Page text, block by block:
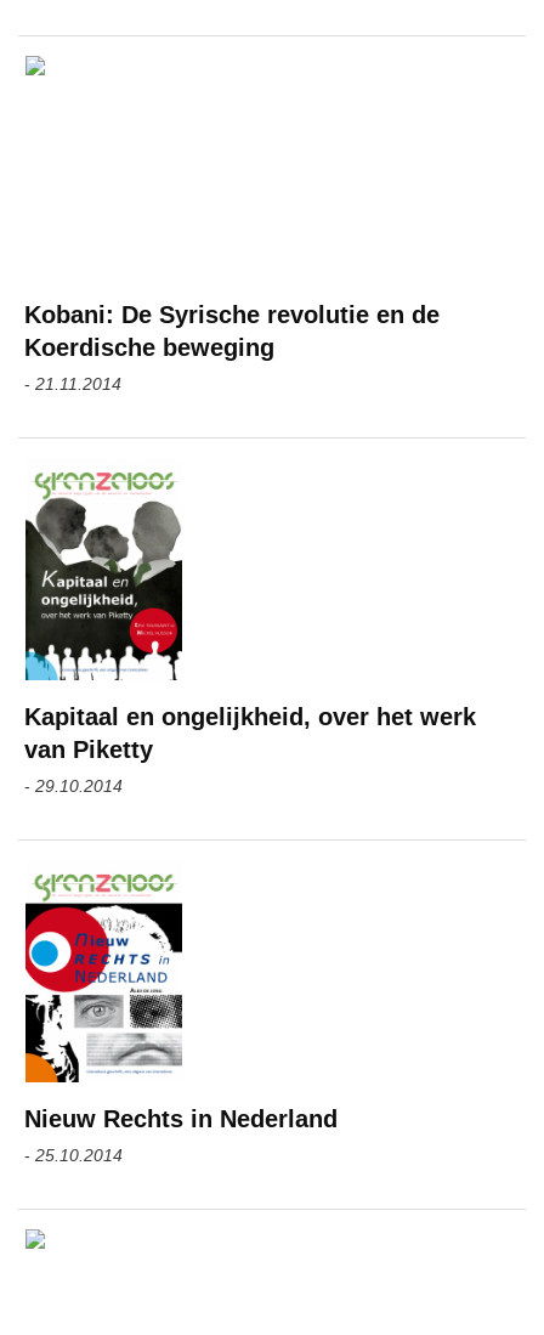
Kobani: De Syrische revolutie en de
Koerdische beweging
- 21.11.2014
Kapitaal en ongelijkheid, over het werk
van Piketty
- 29.10.2014
Nieuw Rechts in Nederland
- 25.10.2014